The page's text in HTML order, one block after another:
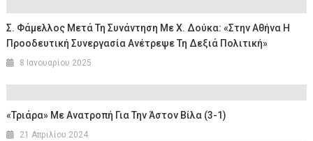
Σ. Φάμελλος Μετά Τη Συνάντηση Με Χ. Δούκα: «Στην Αθήνα Η
Προοδευτική Συνεργασία Ανέτρεψε Τη Δεξιά Πολιτική»
8 Ιανουαρίου 2025
«Τριάρα» Με Ανατροπή Για Την Άστον Βίλα (3-1)
21 Απριλίου 2024